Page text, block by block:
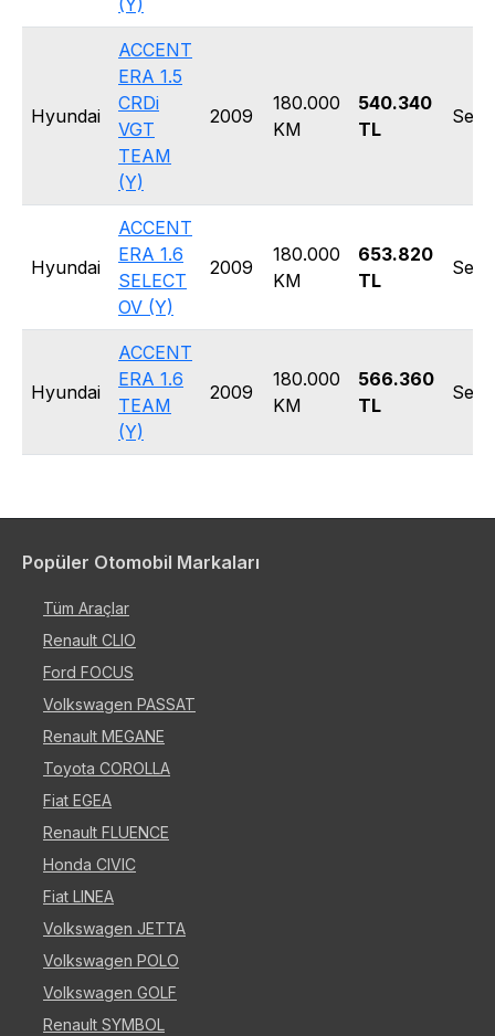
(Y)
Hyundai
ACCENT
ERA 1.5
CRDi
VGT
TEAM
(Y)
2009
180.000
KM
540.340
TL
Hyundai
ACCENT
ERA 1.6
SELECT
OV (Y)
2009
180.000
KM
653.820
TL
Hyundai
ACCENT
ERA 1.6
TEAM
(Y)
2009
180.000
KM
566.360
TL
Popüler Otomobil Markaları
Tüm Araçlar
Renault CLIO
Ford FOCUS
Volkswagen PASSAT
Renault MEGANE
Toyota COROLLA
Fiat EGEA
Renault FLUENCE
Honda CIVIC
Fiat LINEA
Volkswagen JETTA
Volkswagen POLO
Volkswagen GOLF
Renault SYMBOL